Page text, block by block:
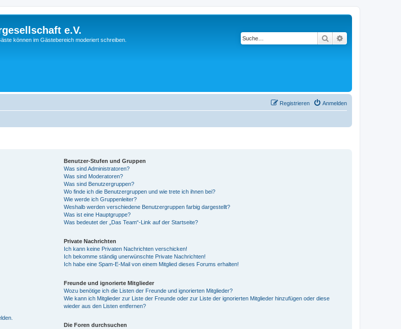
e.V.
können im Gästebereich moderiert schreiben. Suche
Anmelden
Registrieren
Benutzer-Stufen und Gruppen
Was sind Administratoren?
Was sind Moderatoren?
Was sind Benutzergruppen?
Wo finde ich die Benutzergruppen und wie trete ich ihnen bei?
Wie werde ich Gruppenleiter?
Weshalb werden verschiedene Benutzergruppen farbig dargestellt?
Was ist eine Hauptgruppe?
Was bedeutet der „Das Team“-Link auf der Startseite?
Private Nachrichten
Ich kann keine Privaten Nachrichten verschicken!
Ich bekomme ständig unerwünschte Private Nachrichten!
Ich habe eine Spam-E-Mail von einem Mitglied dieses Forums erhalten!
Freunde und ignorierte Mitglieder
Wozu benötige ich die Listen der Freunde und ignorierten Mitglieder?
Wie kann ich Mitglieder zur Liste der Freunde oder zur Liste der ignorierten Mitglieder hinzufügen oder diese
wieder aus den Listen entfernen?
Die Foren durchsuchen